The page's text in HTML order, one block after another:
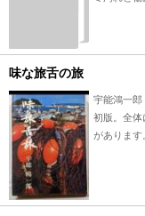
味な旅舌の旅
宇能鴻一郎
初版。全体
があります